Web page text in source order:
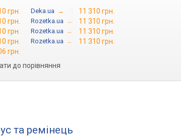
грн. Deka.ua → 11 310 грн.
грн. Rozetka.ua → 11 310 грн.
грн. Rozetka.ua → 11 310 грн.
грн. Rozetka.ua → 11 310 грн.
грн.
до порівняння
та ремінець